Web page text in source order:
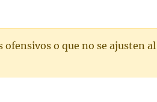
ofensivos o que no se ajusten